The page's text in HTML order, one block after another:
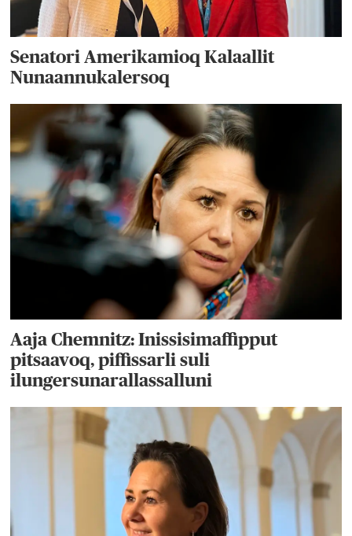
Senatori Amerikamioq Kalaallit
Nunaannukalersoq
Aaja Chemnitz: Inissisimaffipput
pitsaavoq, piffissarli suli
ilungersunarallassalluni